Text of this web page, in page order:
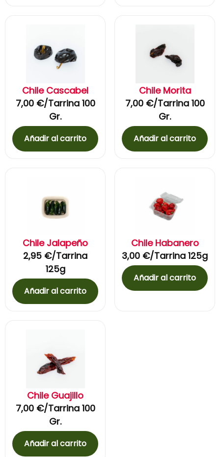
Chile Cascabel
7,00 €/Tarrina 100
Gr.
Añadir al carrito
Chile Morita
7,00 €/Tarrina 100
Gr.
Añadir al carrito
Chile Jalapeño
2,95 €/Tarrina
125g
Añadir al carrito
Chile Habanero
3,00 €/Tarrina 125g
Añadir al carrito
Chile Guajillo
7,00 €/Tarrina 100
Gr.
Añadir al carrito